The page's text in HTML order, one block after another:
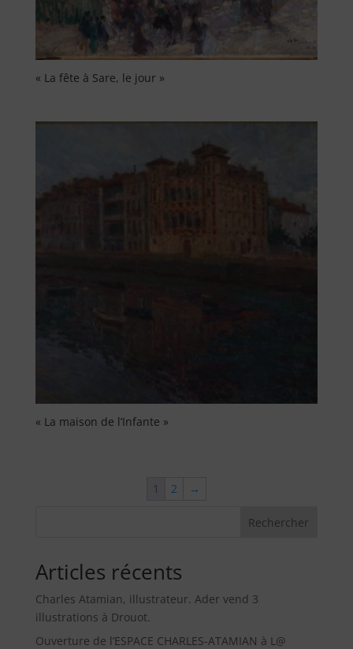
« La fête à Sare, le jour »
« La maison de l’Infante »
1 2 →
Rechercher
Articles récents
Charles Atamian, illustrateur. Ader vend 3
illustrations à Drouot.
Ouverture de l’ESPACE CHARLES-ATAMIAN à L@